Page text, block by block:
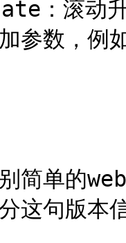
滚动升
参数，例
简单的
这句版本